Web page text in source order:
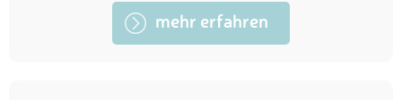
mehr erfahren